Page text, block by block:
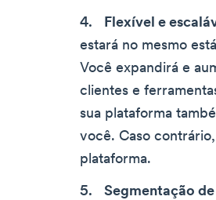
Flexível e
estará no mesmo
Você expandirá e
clientes e
sua plataforma
você. Caso
plataforma.
Segmentação